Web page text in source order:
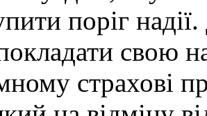
поріг
свою
страхові